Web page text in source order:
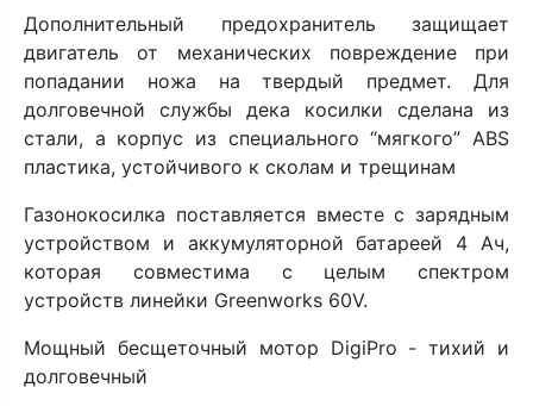
Дополнительный предохранитель защищает
двигатель от механических повреждение при
попадании ножа на твердый предмет. Для
долговечной службы дека косилки сделана из
стали, а корпус из специального “мягкого” ABS
пластика, устойчивого к сколам и трещинам
Газонокосилка поставляется вместе с зарядным
устройством и аккумуляторной батареей 4 Ач,
которая совместима с целым спектром
устройств линейки Greenworks 60V.
Мощный бесщеточный мотор DigiPro - тихий и
долговечный